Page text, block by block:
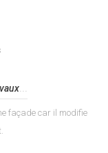
...
façade car il modifie